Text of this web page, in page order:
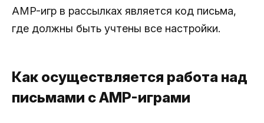
AMP-игр в рассылках является код письма,
где должны быть учтены все настройки.
Как осуществляется работа над
письмами с AMP-играми